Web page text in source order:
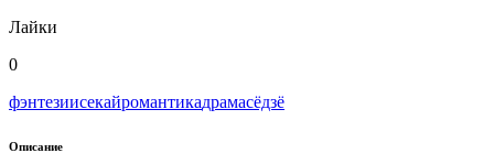
Лайки
0
фэнтезиисекайромантикадрамасёдзё
Описание